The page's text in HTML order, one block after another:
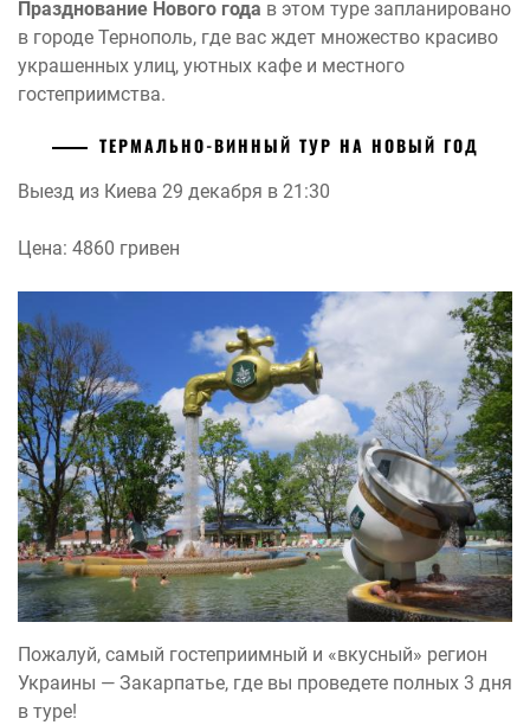
Празднование Нового года в этом туре запланировано
в городе Тернополь, где вас ждет множество красиво
украшенных улиц, уютных кафе и местного
гостеприимства.
ТЕРМАЛЬНО-ВИННЫЙ ТУР НА НОВЫЙ ГОД
Выезд из Киева 29 декабря в 21:30
Цена: 4860 гривен
Пожалуй, самый гостеприимный и «вкусный» регион
Украины — Закарпатье, где вы проведете полных 3 дня
в туре!